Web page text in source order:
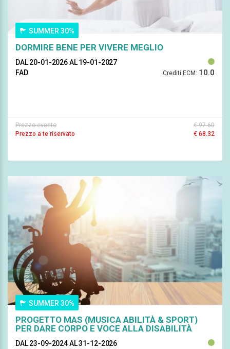
SUMMER 30%
DORMIRE BENE PER VIVERE MEGLIO
DAL 20-01-2026AL 19-01-2027
FAD
Crediti ECM: 10.0
Prezzo evento
€ 97.60
Prezzo a te riservato
€ 68.32
SUMMER 30%
PROGETTO MAS (MUSICA ABILITÀ & SPORT)
PER DARE CORPO E VOCE ALLA DISABILITÀ
DAL 23-09-2024AL 31-12-2026